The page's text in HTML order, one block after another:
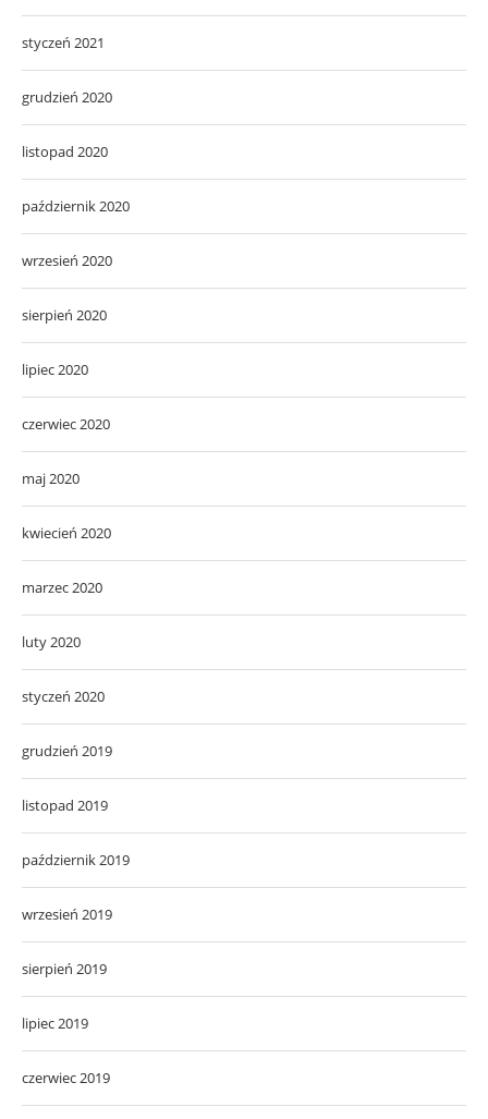
styczeń 2021
grudzień 2020
listopad 2020
październik 2020
wrzesień 2020
sierpień 2020
lipiec 2020
czerwiec 2020
maj 2020
kwiecień 2020
marzec 2020
luty 2020
styczeń 2020
grudzień 2019
listopad 2019
październik 2019
wrzesień 2019
sierpień 2019
lipiec 2019
czerwiec 2019